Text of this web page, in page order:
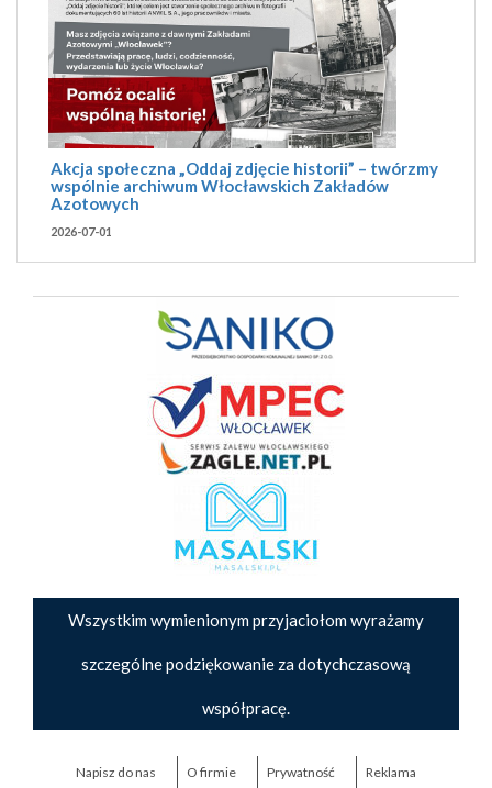
Akcja społeczna „Oddaj zdjęcie historii” – twórzmy
wspólnie archiwum Włocławskich Zakładów
Azotowych
2026-07-01
Wszystkim wymienionym przyjaciołom wyrażamy
szczególne podziękowanie za dotychczasową
współpracę.
Napisz do nas O firmie Prywatność Reklama